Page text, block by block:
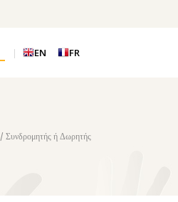
EN FR
/ Συνδρομητής ή Δωρητής